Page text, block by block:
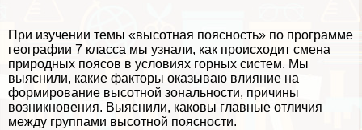
При изучении темы «высотная поясность» по программе
географии 7 класса мы узнали, как происходит смена
природных поясов в условиях горных систем. Мы
выяснили, какие факторы оказываю влияние на
формирование высотной зональности, причины
возникновения. Выяснили, каковы главные отличия
между группами высотной поясности.